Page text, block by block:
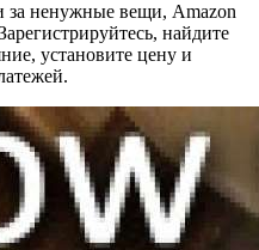
за ненужные вещи, Amazon
найдите
установите цену и